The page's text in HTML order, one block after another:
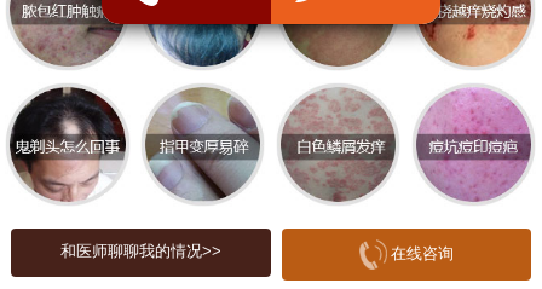
先进的诊疗设备，能够为患者提供准确的诊断和有
效的治疗方案。此外，医院的服务态度、环境卫生
等方面也是患者考虑的因素之一。
在治疗荨麻疹的过程中，患者应该积极配合医生的
治疗方案，避免自行用药或延误就医时间。同时，
注意个人卫生，避免接触过敏原，保持皮肤清洁也
是非常重要的。对于长期反复发作的荨麻疹患者，
建议定期复诊，避免病情加重。
和医师聊聊我的情况>> 在线咨询